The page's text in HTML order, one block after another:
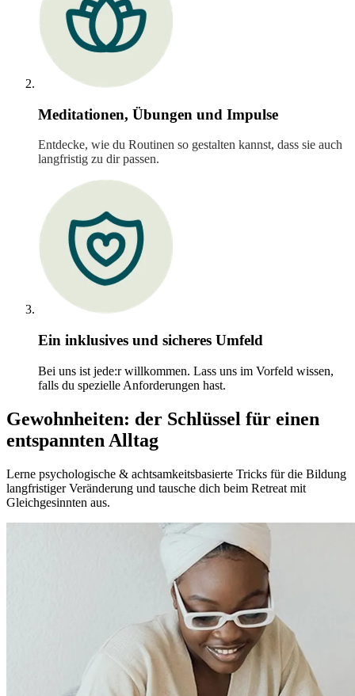
Meditationen, Übungen und Impulse
Entdecke, wie du Routinen so gestalten kannst, dass sie auch
langfristig zu dir passen.
Ein inklusives und sicheres Umfeld
Bei uns ist jede:r willkommen. Lass uns im Vorfeld wissen,
falls du spezielle Anforderungen hast.
Gewohnheiten: der Schlüssel für einen
entspannten Alltag
Lerne psychologische & achtsamkeitsbasierte Tricks für die Bildung
langfristiger Veränderung und tausche dich beim Retreat mit
Gleichgesinnten aus.